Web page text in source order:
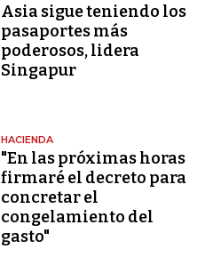
Asia sigue teniendo los
pasaportes más
poderosos, lidera
Singapur
HACIENDA
"En las próximas horas
firmaré el decreto para
concretar el
congelamiento del
gasto"